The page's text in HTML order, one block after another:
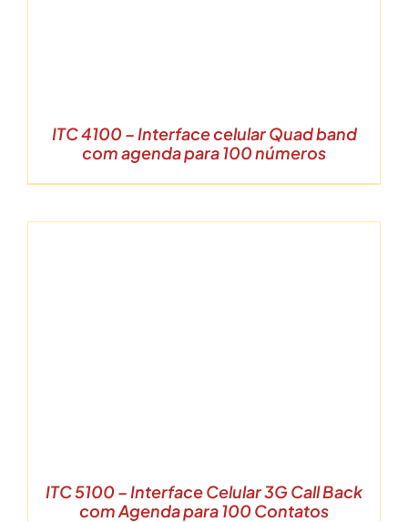
ITC 4100 – Interface celular Quad band
com agenda para 100 números
ITC 5100 – Interface Celular 3G Call Back
com Agenda para 100 Contatos